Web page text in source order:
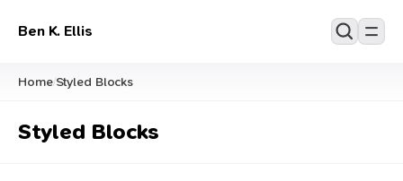
Ben K. Ellis
Home/Styled Blocks
Styled Blocks